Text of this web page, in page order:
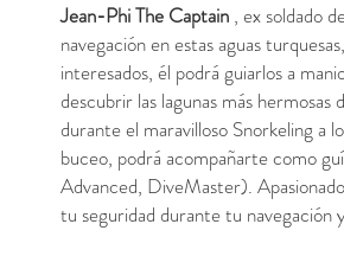
Jean-Phi The Captain , ex soldado
navegación en estas aguas
interesados, él podrá guiarlos a
descubrir las lagunas más hermosas
durante el maravilloso Snorkeling a
buceo, podrá acompañarte como
Advanced, DiveMaster).
tu seguridad durante tu navegación